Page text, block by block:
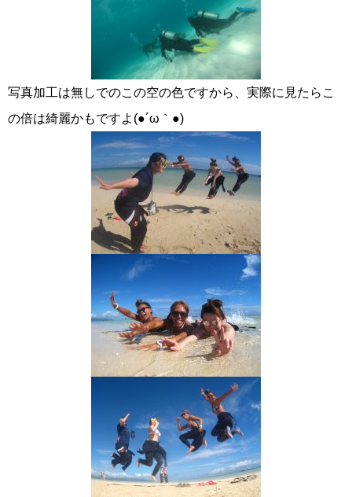
写真加工は無しでのこの空の色ですから、実際に見たらこ
の倍は綺麗かもですよ(●´ω｀●)